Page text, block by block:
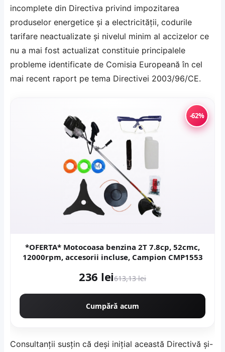
incomplete din Directiva privind impozitarea
produselor energetice şi a electricităţii, codurile
tarifare neactualizate şi nivelul minim al accizelor ce
nu a mai fost actualizat constituie principalele
probleme identificate de Comisia Europeană în cel
mai recent raport pe tema Directivei 2003/96/CE.
-62%
*OFERTA* Motocoasa benzina 2T 7.8cp, 52cmc,
12000rpm, accesorii incluse, Campion CMP1553
236 lei613,13 lei
Cumpără acum
Consultanţii susţin că deşi iniţial această Directivă şi-